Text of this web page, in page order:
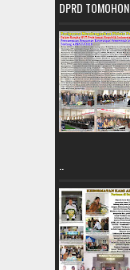
DPRD TOMOHON
..